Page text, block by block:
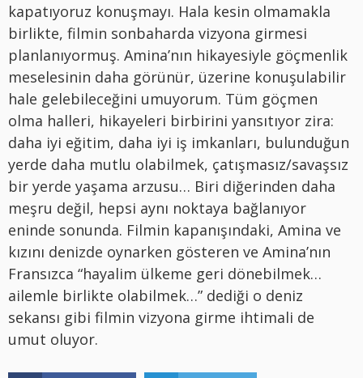
kapatıyoruz konuşmayı. Hala kesin olmamakla
birlikte, filmin sonbaharda vizyona girmesi
planlanıyormuş. Amina’nın hikayesiyle göçmenlik
meselesinin daha görünür, üzerine konuşulabilir
hale gelebileceğini umuyorum. Tüm göçmen
olma halleri, hikayeleri birbirini yansıtıyor zira:
daha iyi eğitim, daha iyi iş imkanları, bulunduğun
yerde daha mutlu olabilmek, çatışmasız/savaşsız
bir yerde yaşama arzusu… Biri diğerinden daha
meşru değil, hepsi aynı noktaya bağlanıyor
eninde sonunda. Filmin kapanışındaki, Amina ve
kızını denizde oynarken gösteren ve Amina’nın
Fransızca “hayalim ülkeme geri dönebilmek…
ailemle birlikte olabilmek…” dediği o deniz
sekansı gibi filmin vizyona girme ihtimali de
umut oluyor.